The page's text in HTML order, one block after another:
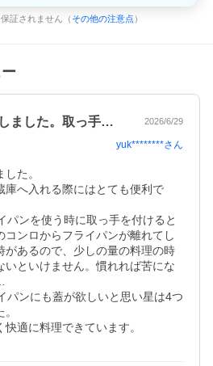
証されません（ その他の注意点 ）
IHのコンロ用に注文しました。取っ手が… 2026/6/29
yuk********さん
た。
庫へ入れる際にはとても便利で
パンを使う時に取っ手を付けると
コンロからフライパンが離れてし
があるので、少しの量の料理の時
いといけません。慣れれば苦にな
パンにも蓋が欲しいと思い星は4つ
適に料理できています。